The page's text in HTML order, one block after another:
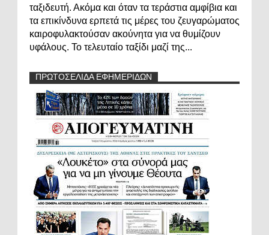
ταξιδευτή. Ακόμα και όταν τα τεράστια αμφίβια και
τα επικίνδυνα ερπετά τις μέρες του ζευγαρώματος
καιροφυλακτούσαν ακούνητα για να θυμίζουν
υφάλους. Το τελευταίο ταξίδι μαζί της...
ΠΡΩΤΟΣΕΛΙΔΑ ΕΦΗΜΕΡΙΔΩΝ